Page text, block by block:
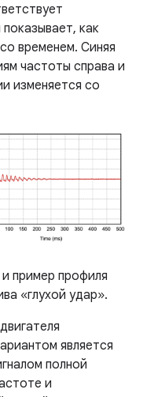
как
временем. Синяя
частоты справа и
изменяется со
пример профиля
«глухой удар».
является
полной
и